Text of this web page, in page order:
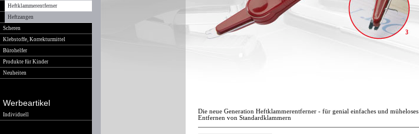
Heftklammerentferner
Heftzangen
Scheren
Klebstoffe, Korrekturmittel
Bürohelfer
Produkte für Kinder
Neuheiten
Werbeartikel
Individuell
Die neue Generation Heftklammerentferner - für genial einfaches und müheloses
Entfernen von Standardklammern